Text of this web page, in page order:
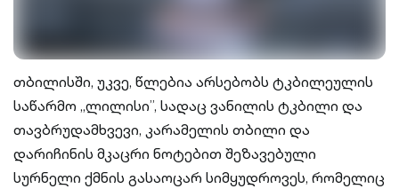
თბილისში, უკვე, წლებია არსებობს ტკბილეულის
საწარმო „ლილისი”, სადაც ვანილის ტკბილი და
თავბრუდამხვევი, კარამელის თბილი და
დარიჩინის მკაცრი ნოტებით შეზავებული
სურნელი ქმნის გასაოცარ სიმყუდროვეს, რომელიც